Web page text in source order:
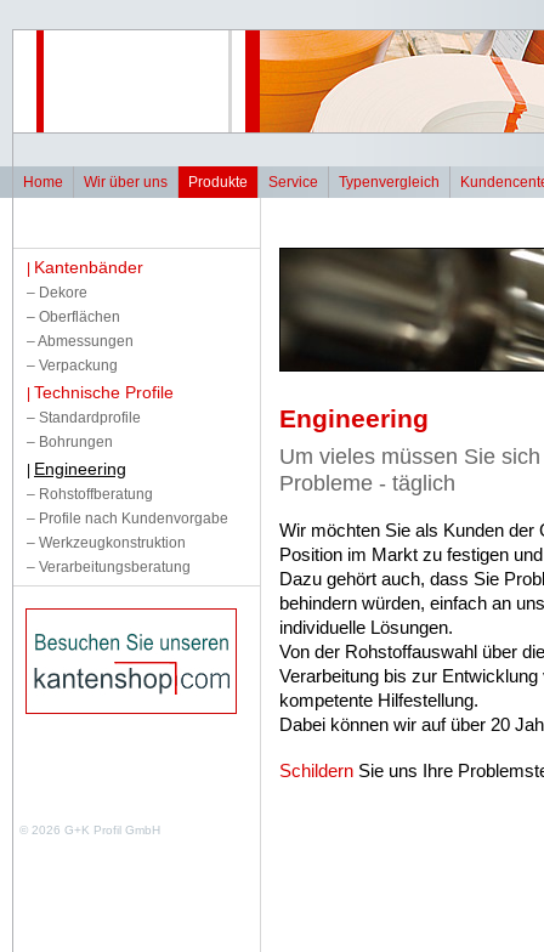
Home Wir über uns Produkte Service Typenvergleich
Kantenbänder
– Dekore
– Oberflächen
–Abmessungen
– Verpackung
Technische Profile
– Standardprofile
– Bohrungen
Engineering
– Rohstoffberatung
– Profile nach Kundenvorgabe
– Werkzeugkonstruktion
– Verarbeitungsberatung
Engineering
Um vieles müssen Sie
Probleme - täglich
Wir möchten Sie als Kunden
Position im Markt zu festigen
Dazu gehört auch, dass Sie
behindern würden, einfach an
individuelle Lösungen.
Von der Rohstoffauswahl über
Verarbeitung bis zur
kompetente Hilfestellung.
Dabei können wir auf über 20
Schildern Sie uns Ihre
© 2026 G+K Profil GmbH